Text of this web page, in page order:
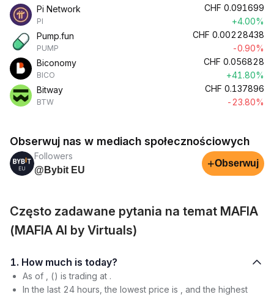
Pi Network
PI
CHF 0.091699
+4.00%
Pump.fun
PUMP
CHF 0.00228438
-0.90%
Biconomy
BICO
CHF 0.056828
+41.80%
Bitway
BTW
CHF 0.137896
-23.80%
Obserwuj nas w mediach społecznościowych
Followers
@Bybit EU
+Obserwuj
Często zadawane pytania na temat MAFIA
(MAFIA AI by Virtuals)
1. How much is today?
As of , () is trading at .
In the last 24 hours, the lowest price is , and the highest